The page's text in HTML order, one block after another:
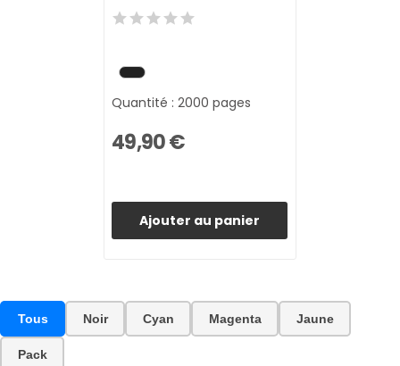
Quantité : 2000 pages
49,90 €
Ajouter au panier
Tous Noir Cyan Magenta Jaune
Pack